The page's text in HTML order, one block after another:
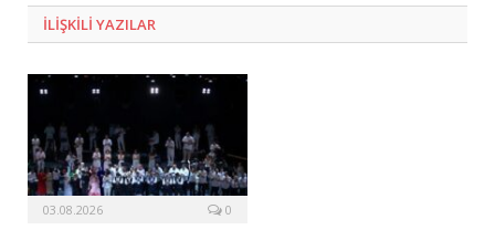
ILIŞKILI YAZILAR
03.08.2026 0